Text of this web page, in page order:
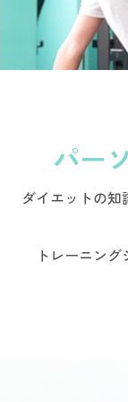
パー
ダイエットの
トレーニン